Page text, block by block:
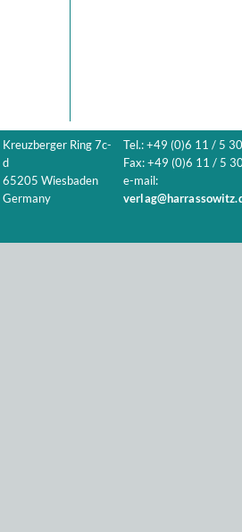
Kreuzberger Ring 7c-
d
65205 Wiesbaden
Germany
Tel.: +49 (0)6 11 / 5
Fax: +49 (0)6 11 / 5
e-mail: